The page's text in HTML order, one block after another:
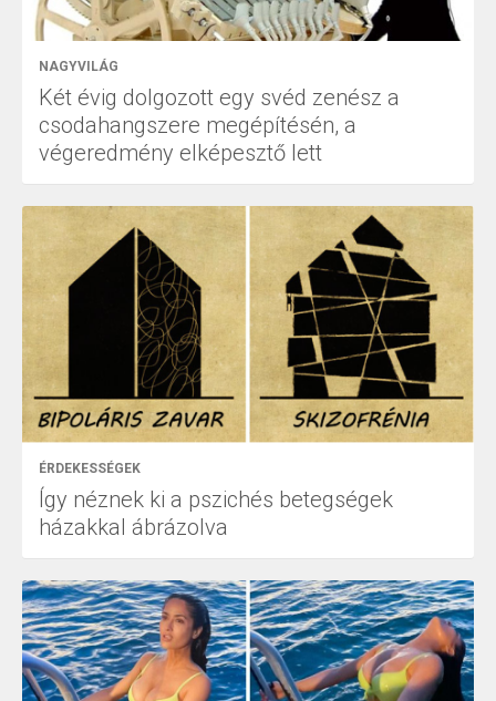
NAGYVILÁG
Két évig dolgozott egy svéd zenész a
csodahangszere megépítésén, a
végeredmény elképesztő lett
ÉRDEKESSÉGEK
Így néznek ki a pszichés betegségek
házakkal ábrázolva